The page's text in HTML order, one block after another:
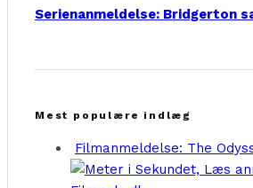
Serienanmeldelse: Bridgerton
Mest populære indlæg
Filmanmeldelse: The